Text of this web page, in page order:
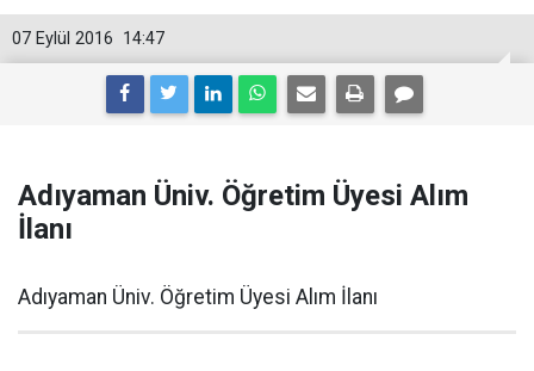
14:47
07 Eylül 2016
Adıyaman Üniv. Öğretim Üyesi Alım
İlanı
Adıyaman Üniv. Öğretim Üyesi Alım İlanı